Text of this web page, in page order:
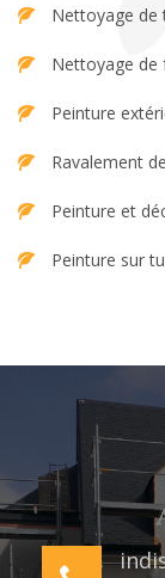
Nettoyage de
Nettoyage de
Peinture
Ravalement
Peinture et
Peinture sur